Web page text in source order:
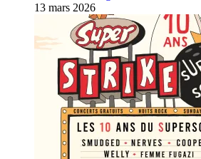
13 mars 2026